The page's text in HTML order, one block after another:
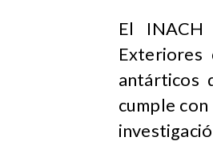
El
Exteriores
antárticos
cumple